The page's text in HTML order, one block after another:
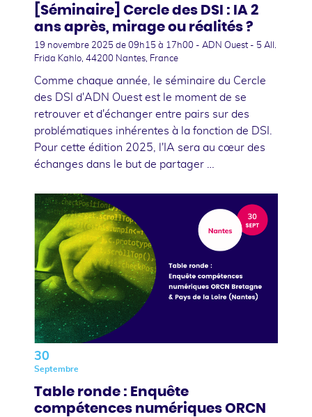
[Séminaire] Cercle des DSI : IA 2
ans après, mirage ou réalités ?
19 novembre 2025 de 09h15 à 17h00 - ADN Ouest - 5 All.
Frida Kahlo, 44200 Nantes, France
Comme chaque année, le séminaire du Cercle
des DSI d'ADN Ouest est le moment de se
retrouver et d'échanger entre pairs sur des
problématiques inhérentes à la fonction de DSI.
Pour cette édition 2025, l'IA sera au cœur des
échanges dans le but de partager …
30
Septembre
Table ronde : Enquête
compétences numériques ORCN